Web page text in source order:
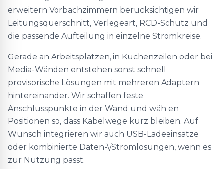
erweitern Vorbachzimmern berücksichtigen wir
Leitungsquerschnitt, Verlegeart, RCD-Schutz und
die passende Aufteilung in einzelne Stromkreise.
Gerade an Arbeitsplätzen, in Küchenzeilen oder bei
Media-Wänden entstehen sonst schnell
provisorische Lösungen mit mehreren Adaptern
hintereinander. Wir schaffen feste
Anschlusspunkte in der Wand und wählen
Positionen so, dass Kabelwege kurz bleiben. Auf
Wunsch integrieren wir auch USB-Ladeeinsätze
oder kombinierte Daten-\/Stromlösungen, wenn es
zur Nutzung passt.